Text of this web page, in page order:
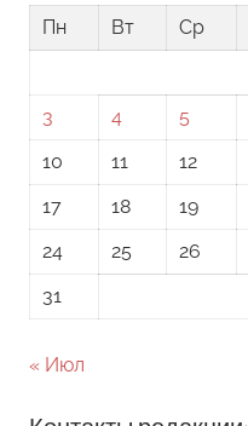
Пн
Вт Ср
3
4 5
10
11 12
17
18 19
24
25 26
31
« Июл